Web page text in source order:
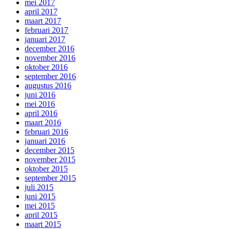
mei 2017
april 2017
maart 2017
februari 2017
januari 2017
december 2016
november 2016
oktober 2016
september 2016
augustus 2016
juni 2016
mei 2016
april 2016
maart 2016
februari 2016
januari 2016
december 2015
november 2015
oktober 2015
september 2015
juli 2015
juni 2015
mei 2015
april 2015
maart 2015